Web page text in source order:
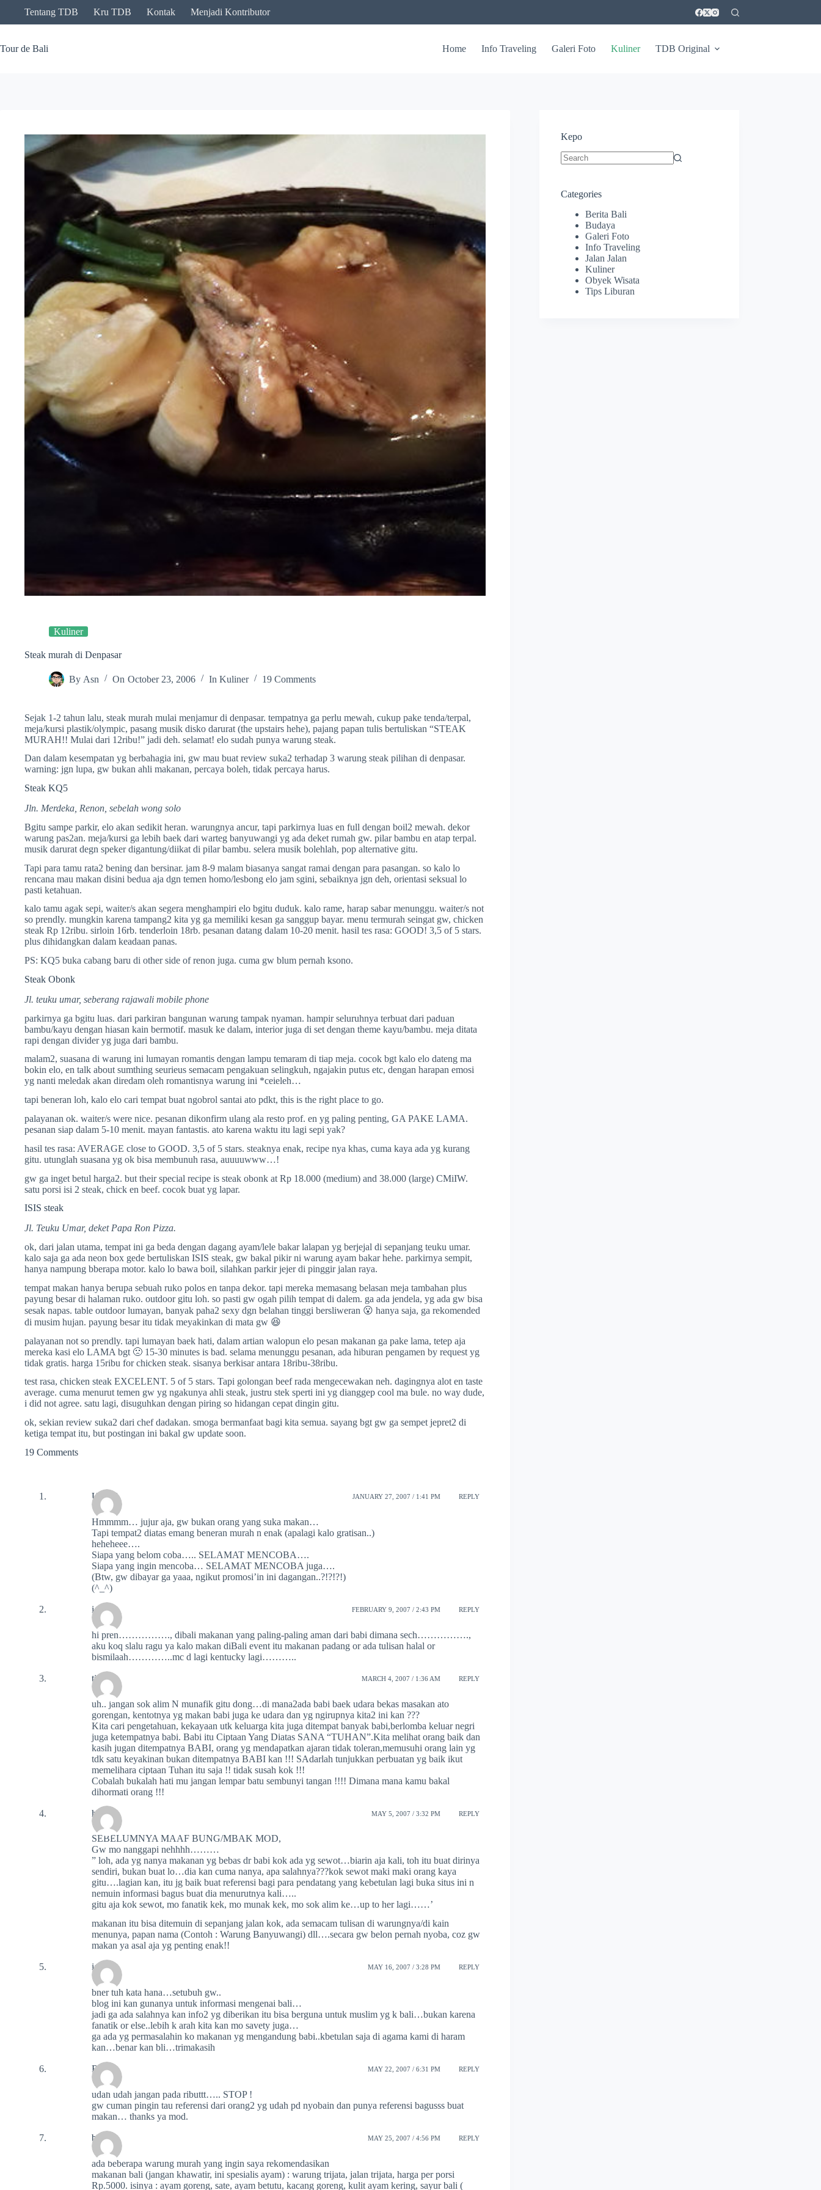
content
Tentang TDB Kru TDB Kontak Menjadi Kontributor
Tour de Bali Home Info Traveling Galeri Foto Kuliner TDB Original
Kuliner
Steak murah di Denpasar
By Asn On October 23, 2006 In Kuliner 19 Comments
Sejak 1-2 tahun lalu, steak murah mulai menjamur di denpasar. tempatnya ga perlu mewah, cukup pake tenda/terpal,
meja/kursi plastik/olympic, pasang musik disko darurat (the upstairs hehe), pajang papan tulis bertuliskan “STEAK
MURAH!! Mulai dari 12ribu!” jadi deh. selamat! elo sudah punya warung steak.
Dan dalam kesempatan yg berbahagia ini, gw mau buat review suka2 terhadap 3 warung steak pilihan di denpasar.
warning: jgn lupa, gw bukan ahli makanan, percaya boleh, tidak percaya harus.
Steak KQ5
Jln. Merdeka, Renon, sebelah wong solo
Bgitu sampe parkir, elo akan sedikit heran. warungnya ancur, tapi parkirnya luas en full dengan boil2 mewah. dekor
warung pas2an. meja/kursi ga lebih baek dari warteg banyuwangi yg ada deket rumah gw. pilar bambu en atap terpal.
musik darurat degn speker digantung/diikat di pilar bambu. selera musik bolehlah, pop alternative gitu.
Tapi para tamu rata2 bening dan bersinar. jam 8-9 malam biasanya sangat ramai dengan para pasangan. so kalo lo
rencana mau makan disini bedua aja dgn temen homo/lesbong elo jam sgini, sebaiknya jgn deh, orientasi seksual lo
pasti ketahuan.
kalo tamu agak sepi, waiter/s akan segera menghampiri elo bgitu duduk. kalo rame, harap sabar menunggu. waiter/s not
so prendly. mungkin karena tampang2 kita yg ga memiliki kesan ga sanggup bayar. menu termurah seingat gw, chicken
steak Rp 12ribu. sirloin 16rb. tenderloin 18rb. pesanan datang dalam 10-20 menit. hasil tes rasa: GOOD! 3,5 of 5 stars.
plus dihidangkan dalam keadaan panas.
PS: KQ5 buka cabang baru di other side of renon juga. cuma gw blum pernah ksono.
Steak Obonk
Jl. teuku umar, seberang rajawali mobile phone
parkirnya ga bgitu luas. dari parkiran bangunan warung tampak nyaman. hampir seluruhnya terbuat dari paduan
bambu/kayu dengan hiasan kain bermotif. masuk ke dalam, interior juga di set dengan theme kayu/bambu. meja ditata
rapi dengan divider yg juga dari bambu.
malam2, suasana di warung ini lumayan romantis dengan lampu temaram di tiap meja. cocok bgt kalo elo dateng ma
bokin elo, en talk about sumthing seurieus semacam pengakuan selingkuh, ngajakin putus etc, dengan harapan emosi
yg nanti meledak akan diredam oleh romantisnya warung ini *ceieleh…
tapi beneran loh, kalo elo cari tempat buat ngobrol santai ato pdkt, this is the right place to go.
palayanan ok. waiter/s were nice. pesanan dikonfirm ulang ala resto prof. en yg paling penting, GA PAKE LAMA.
pesanan siap dalam 5-10 menit. mayan fantastis. ato karena waktu itu lagi sepi yak?
hasil tes rasa: AVERAGE close to GOOD. 3,5 of 5 stars. steaknya enak, recipe nya khas, cuma kaya ada yg kurang
gitu. utunglah suasana yg ok bisa membunuh rasa, auuuuwww…!
gw ga inget betul harga2. but their special recipe is steak obonk at Rp 18.000 (medium) and 38.000 (large) CMiIW.
satu porsi isi 2 steak, chick en beef. cocok buat yg lapar.
ISIS steak
Jl. Teuku Umar, deket Papa Ron Pizza.
ok, dari jalan utama, tempat ini ga beda dengan dagang ayam/lele bakar lalapan yg berjejal di sepanjang teuku umar.
kalo saja ga ada neon box gede bertuliskan ISIS steak, gw bakal pikir ni warung ayam bakar hehe. parkirnya sempit,
hanya nampung bberapa motor. kalo lo bawa boil, silahkan parkir jejer di pinggir jalan raya.
tempat makan hanya berupa sebuah ruko polos en tanpa dekor. tapi mereka memasang belasan meja tambahan plus
payung besar di halaman ruko. outdoor gitu loh. so pasti gw ogah pilih tempat di dalem. ga ada jendela, yg ada gw bisa
sesak napas. table outdoor lumayan, banyak paha2 sexy dgn belahan tinggi bersliweran 😮 hanya saja, ga rekomended
di musim hujan. payung besar itu tidak meyakinkan di mata gw 😆
palayanan not so prendly. tapi lumayan baek hati, dalam artian walopun elo pesan makanan ga pake lama, tetep aja
mereka kasi elo LAMA bgt 🙁 15-30 minutes is bad. selama menunggu pesanan, ada hiburan pengamen by request yg
tidak gratis. harga 15ribu for chicken steak. sisanya berkisar antara 18ribu-38ribu.
test rasa, chicken steak EXCELENT. 5 of 5 stars. Tapi golongan beef rada mengecewakan neh. dagingnya alot en taste
average. cuma menurut temen gw yg ngakunya ahli steak, justru stek sperti ini yg dianggep cool ma bule. no way dude,
i did not agree. satu lagi, disuguhkan dengan piring so hidangan cepat dingin gitu.
ok, sekian review suka2 dari chef dadakan. smoga bermanfaat bagi kita semua. sayang bgt gw ga sempet jepret2 di
ketiga tempat itu, but postingan ini bakal gw update soon.
19 Comments
UsAg! JANUARY 27, 2007 / 1:41 PM REPLY
Hmmmm… jujur aja, gw bukan orang yang suka makan…
Tapi tempat2 diatas emang beneran murah n enak (apalagi kalo gratisan..)
heheheee….
Siapa yang belom coba….. SELAMAT MENCOBA….
Siapa yang ingin mencoba… SELAMAT MENCOBA juga….
(Btw, gw dibayar ga yaaa, ngikut promosi’in ini dagangan..?!?!?!)
(^_^)
icha FEBRUARY 9, 2007 / 2:43 PM REPLY
hi pren……………., dibali makanan yang paling-paling aman dari babi dimana sech…………….,
aku koq slalu ragu ya kalo makan diBali event itu makanan padang or ada tulisan halal or
bismilaah…………..mc d lagi kentucky lagi………..
tiwi MARCH 4, 2007 / 1:36 AM REPLY
uh.. jangan sok alim N munafik gitu dong…di mana2ada babi baek udara bekas masakan ato
gorengan, kentotnya yg makan babi juga ke udara dan yg ngirupnya kita2 ini kan ???
Kita cari pengetahuan, kekayaan utk keluarga kita juga ditempat banyak babi,berlomba keluar negri
juga ketempatnya babi. Babi itu Ciptaan Yang Diatas SANA “TUHAN”.Kita melihat orang baik dan
kasih jugan ditempatnya BABI, orang yg mendapatkan ajaran tidak toleran,memusuhi orang lain yg
tdk satu keyakinan bukan ditempatnya BABI kan !!! SAdarlah tunjukkan perbuatan yg baik ikut
memelihara ciptaan Tuhan itu saja !! tidak susah kok !!!
Cobalah bukalah hati mu jangan lempar batu sembunyi tangan !!!! Dimana mana kamu bakal
dihormati orang !!!
hana MAY 5, 2007 / 3:32 PM REPLY
SEBELUMNYA MAAF BUNG/MBAK MOD,
Gw mo nanggapi nehhhh………
” loh, ada yg nanya makanan yg bebas dr babi kok ada yg sewot…biarin aja kali, toh itu buat dirinya
sendiri, bukan buat lo…dia kan cuma nanya, apa salahnya???kok sewot maki maki orang kaya
gitu….lagian kan, itu jg baik buat referensi bagi para pendatang yang kebetulan lagi buka situs ini n
nemuin informasi bagus buat dia menurutnya kali…..
gitu aja kok sewot, mo fanatik kek, mo munak kek, mo sok alim ke…up to her lagi……’
makanan itu bisa ditemuin di sepanjang jalan kok, ada semacam tulisan di warungnya/di kain
menunya, papan nama (Contoh : Warung Banyuwangi) dll….secara gw belon pernah nyoba, coz gw
makan ya asal aja yg penting enak!!
ian MAY 16, 2007 / 3:28 PM REPLY
bner tuh kata hana…setubuh gw..
blog ini kan gunanya untuk informasi mengenai bali…
jadi ga ada salahnya kan info2 yg diberikan itu bisa berguna untuk muslim yg k bali…bukan karena
fanatik or else..lebih k arah kita kan mo savety juga…
ga ada yg permasalahin ko makanan yg mengandung babi..kbetulan saja di agama kami di haram
kan…benar kan bli…trimakasih
Rika MAY 22, 2007 / 6:31 PM REPLY
udah udah jangan pada ributtt….. STOP !
gw cuman pingin tau referensi dari orang2 yg udah pd nyobain dan punya referensi bagusss buat
makan… thanks ya mod.
bUSA MAY 25, 2007 / 4:56 PM REPLY
ada beberapa warung murah yang ingin saya rekomendasikan
makanan bali (jangan khawatir, ini spesialis ayam) : warung trijata, jalan trijata, harga per porsi
Rp.5000. isinya : ayam goreng, sate, ayam betutu, kacang goreng, kulit ayam kering, sayur bali (
Kepo
Categories
Berita Bali
Budaya
Galeri Foto
Info Traveling
Jalan Jalan
Kuliner
Obyek Wisata
Tips Liburan